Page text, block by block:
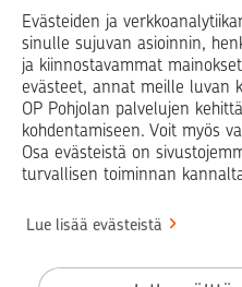
Evästeiden ja
sinulle sujuvan asioinnin,
ja kiinnostavammat
evästeet, annat meille luvan
OP Pohjolan palvelujen
kohdentamiseen. Voit myös
Osa evästeistä on
turvallisen toiminnan
Lue lisää evästeistä
Op.fi OP Koti
Facebook
X LinkedIn
Käyttöehdot